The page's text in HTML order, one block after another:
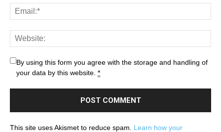
By using this form you agree with the storage and handling of
your data by this website. *
This site uses Akismet to reduce spam. Learn how your